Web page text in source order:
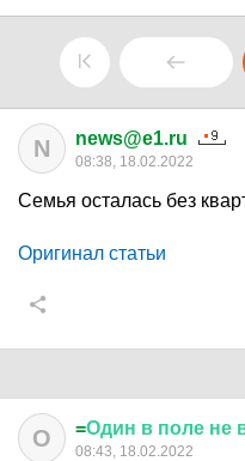
N news@e1.ru
08:38, 18.02.2022
Семья осталась без
Оригинал статьи
О =Один в поле не
08:43, 18.02.2022